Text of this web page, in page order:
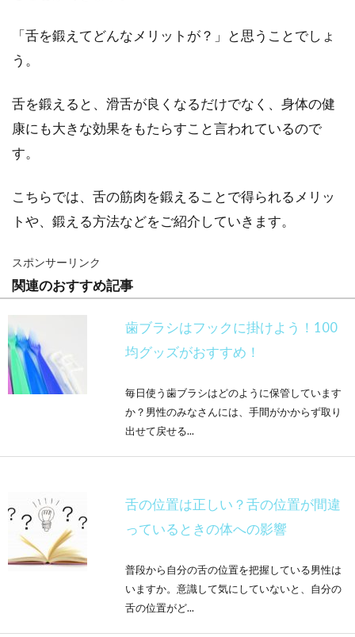
「舌を鍛えてどんなメリットが？」と思うことでしょ
う。
舌を鍛えると、滑舌が良くなるだけでなく、身体の健
康にも大きな効果をもたらすこと言われているので
す。
こちらでは、舌の筋肉を鍛えることで得られるメリッ
トや、鍛える方法などをご紹介していきます。
スポンサーリンク
関連のおすすめ記事
歯ブラシはフックに掛けよう！100
均グッズがおすすめ！
毎日使う歯ブラシはどのように保管しています
か？男性のみなさんには、手間がかからず取り
出せて戻せる...
舌の位置は正しい？舌の位置が間違
っているときの体への影響
普段から自分の舌の位置を把握している男性は
いますか。意識して気にしていないと、自分の
舌の位置がど...